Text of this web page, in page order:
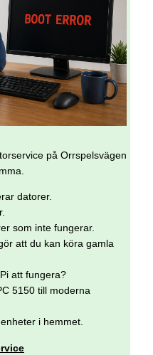
på Orrspelsvägen
datorer.
som inte fungerar.
att du kan köra gamla
att fungera?
5150 till moderna
i hemmet.